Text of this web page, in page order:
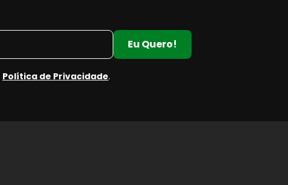
Eu Quero!
Política de Privacidade.